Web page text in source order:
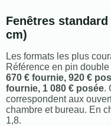
Fenêtres standard
cm)
Les formats les plus
Référence en pin
670 € fournie, 920 €
fournie, 1 080 € posée.
correspondent aux
chambre et bureau. En
1,8.